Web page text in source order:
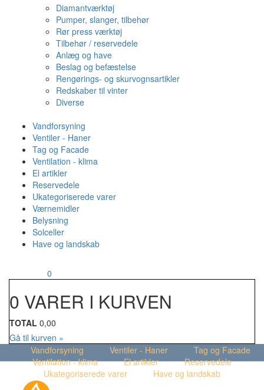
Diamantværktøj
Pumper, slanger, tilbehør
Rør press værktøj
Tilbehør / reservedele
Anlæg og have
Beslag og befæstelse
Rengørings- og skurvognsartikler
Redskaber til vinter
Diverse
Vandforsyning
Ventiler - Haner
Tag og Facade
Ventilation - klima
El artikler
Reservedele
Ukategoriserede varer
Værnemidler
Belysning
Solceller
Have og landskab
0
0 VARER I KURVEN
TOTAL 0,00
Gå til kurven »
Vandforsyning
Ventiler - Haner
Tag og Facade
Ventilation - klima
El artikler
Reservedele
Ukategoriserede varer
Have og landskab